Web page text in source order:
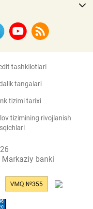
tashkilotlari
tangalari
tizimi tarixi
tizimining rivojlanish
Markaziy banki